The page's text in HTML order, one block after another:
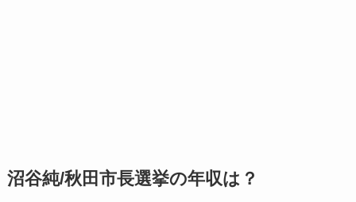
沼谷純/秋田市長選挙の年収は？